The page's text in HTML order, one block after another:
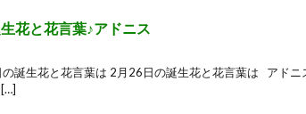
花と花言葉♪アドニス
の誕生花と花言葉は 2月26日の誕生花と花言葉は アド